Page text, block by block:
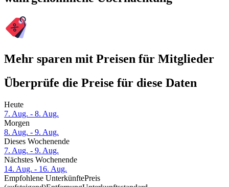
Mehr sparen mit Preisen für Mitglieder
Überprüfe die Preise für diese Daten
Heute
7. Aug. - 8. Aug.
Morgen
8. Aug. - 9. Aug.
Dieses Wochenende
7. Aug. - 9. Aug.
Nächstes Wochenende
14. Aug. - 16. Aug.
Empfohlene UnterkünftePreis